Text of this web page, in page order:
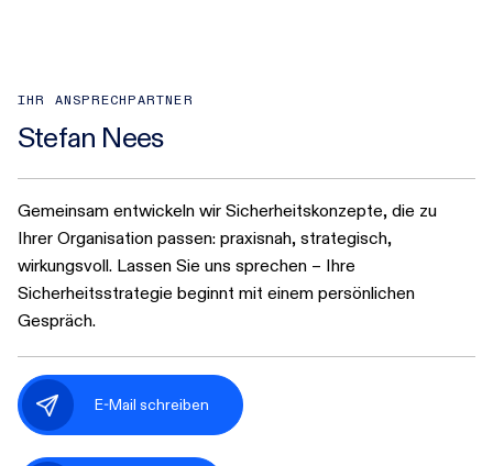
IHR ANSPRECHPARTNER
Stefan Nees
Gemeinsam entwickeln wir Sicherheitskonzepte, die zu
Ihrer Organisation passen: praxisnah, strategisch,
wirkungsvoll. Lassen Sie uns sprechen – Ihre
Sicherheitsstrategie beginnt mit einem persönlichen
Gespräch.
E-Mail schreiben